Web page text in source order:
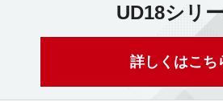
UD18シリ
詳しくはこち